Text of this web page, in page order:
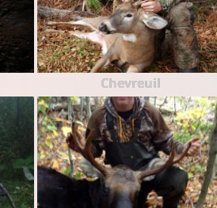
Chevreuil